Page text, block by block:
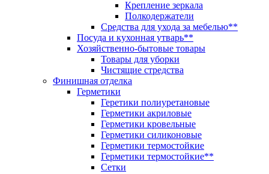
Крепление зеркала
Полкодержатели
Средства для ухода за мебелью**
Посуда и кухонная утварь**
Хозяйственно-бытовые товары
Товары для уборки
Чистящие стредства
Финишная отделка
Герметики
Геретики полиуретановые
Герметики акриловые
Герметики кровельные
Герметики силиконовые
Герметики термостойкие
Герметики термостойкие**
Сетки